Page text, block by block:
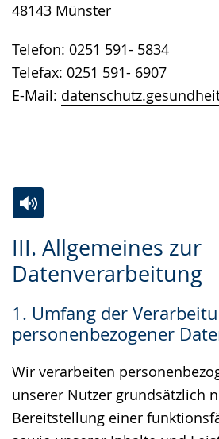
48143 Münster
Telefon: 0251 591- 5834
Telefax: 0251 591- 6907
E-Mail:
III. Allgemeines zur
Datenverarbeitung
1. Umfang der
personenbezogener
Wir verarbeiten
unserer Nutzer grundsätzlich
Bereitstellung einer
Leichten
Sprache
Audio-
Unterstützung.
Video
in
Gebärdensprache
wird
angezeigt.